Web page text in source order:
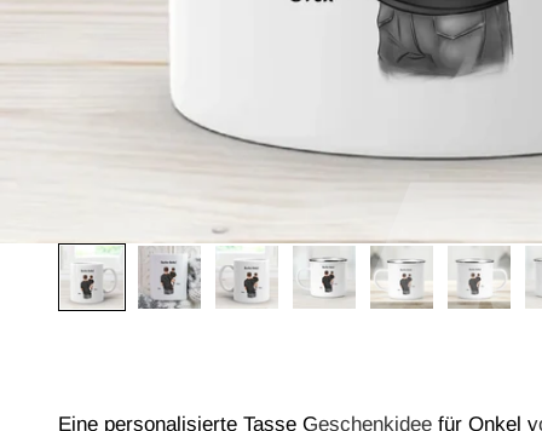
Eine personalisierte Tasse Geschenkidee für Onkel